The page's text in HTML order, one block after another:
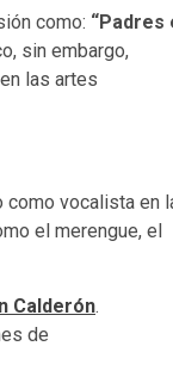
como: “Padres
sin embargo,
las artes
como vocalista en
el merengue, el
Calderón.
de